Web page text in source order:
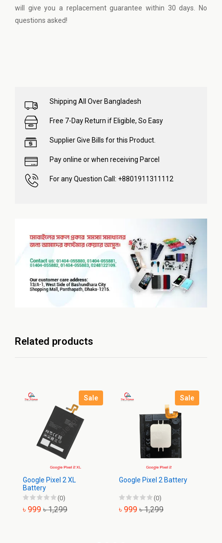
will give you a replacement guarantee within 30 days. No
questions asked!
Shipping All Over Bangladesh
Free 7-Day Return if Eligible, So Easy
Supplier Give Bills for this Product.
Pay online or when receiving Parcel
For any Question Call: +8801911311112
Related products
Sale
Google Pixel 2 XL
Battery
(0)
৳ 999 ৳ 1,299
Sale
Google Pixel 2 Battery
(0)
৳ 999 ৳ 1,299